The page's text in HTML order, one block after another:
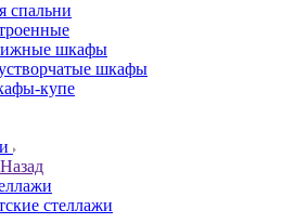
спальни
шкафы
шкафы
купе
Назад
стеллажи